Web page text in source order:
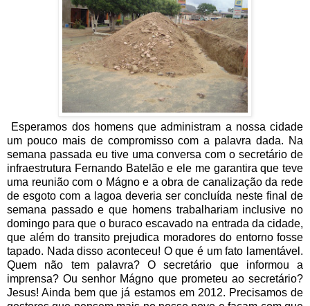
Esperamos dos homens que administram a nossa cidade
um pouco mais de compromisso com a palavra dada. Na
semana passada eu tive uma conversa com o secretário de
infraestrutura Fernando Batelão e ele me garantira que teve
uma reunião com o Mágno e a obra de canalização da rede
de esgoto com a lagoa deveria ser concluída neste final de
semana passado e que homens trabalhariam inclusive no
domingo para que o buraco escavado na entrada da cidade,
que além do transito prejudica moradores do entorno fosse
tapado. Nada disso aconteceu! O que é um fato lamentável.
Quem não tem palavra? O secretário que informou a
imprensa? Ou senhor Mágno que prometeu ao secretário?
Jesus! Ainda bem que já estamos em 2012. Precisamos de